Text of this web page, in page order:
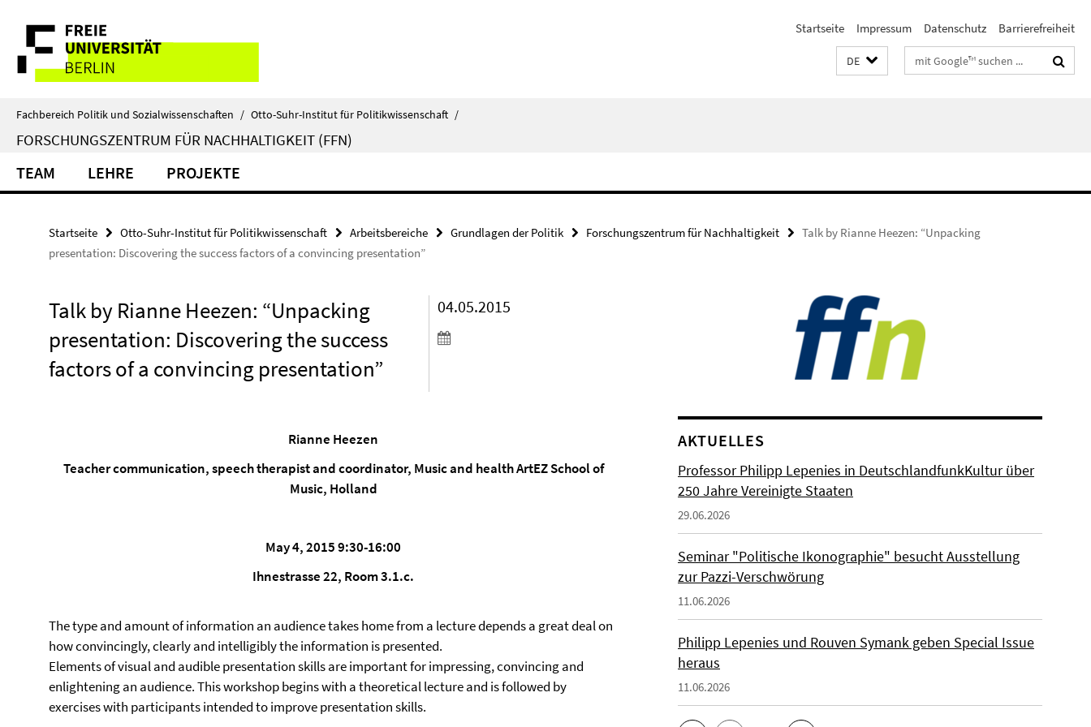
direkt
Inhalt
Service-
Navigation
Startseite Impressum Datenschutz Barrierefreiheit
DE Suchbegriffe
Fachbereich Politik und Sozialwissenschaften / Otto-Suhr-Institut für Politikwissenschaft /
FORSCHUNGSZENTRUM FÜR NACHHALTIGKEIT (FFN)
TEAM LEHRE PROJEKTE
Startseite Otto-Suhr-Institut für Politikwissenschaft Arbeitsbereiche Grundlagen der Politik Forschungszentrum für Nachhaltigkeit
Talk by Rianne Heezen: “Unpacking
presentation: Discovering the success factors of a convincing presentation”
Talk by Rianne Heezen: “Unpacking
presentation: Discovering the success
factors of a convincing presentation”
04.05.2015
Rianne Heezen
Teacher communication, speech therapist and coordinator, Music and health ArtEZ School of
Music, Holland
May 4, 2015 9:30-16:00
Ihnestrasse 22, Room 3.1.c.
The type and amount of information an audience takes home from a lecture depends a great deal on
how convincingly, clearly and intelligibly the information is presented.
Elements of visual and audible presentation skills are important for impressing, convincing and
enlightening an audience. This workshop begins with a theoretical lecture and is followed by
exercises with participants intended to improve presentation skills.
AKTUELLES
Professor Philipp Lepenies in DeutschlandfunkKultur über
250 Jahre Vereinigte Staaten
29.06.2026
Seminar "Politische Ikonographie" besucht Ausstellung
zur Pazzi-Verschwörung
11.06.2026
Philipp Lepenies und Rouven Symank geben Special Issue
heraus
11.06.2026